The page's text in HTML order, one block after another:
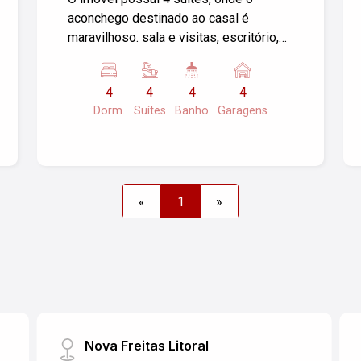
aconchego destinado ao casal é
maravilhoso. sala e visitas, escritório,
cozinha, dispensa, lavanderia, área
gourmet, 4 vagas de garagem. Uma
Vista panorâmica privilegiada Uma
4
Dorm.
4
Suítes
4
Banho
4
Garagens
« 1 »
Nova Freitas Litoral